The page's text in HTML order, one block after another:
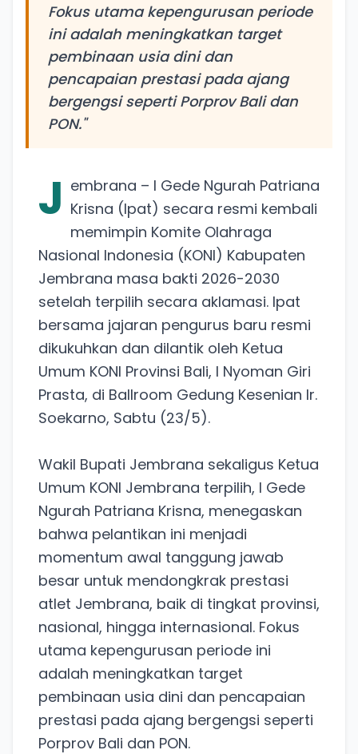
Fokus utama kepengurusan periode
ini adalah meningkatkan target
pembinaan usia dini dan
pencapaian prestasi pada ajang
bergengsi seperti Porprov Bali dan
PON."
J embrana – I Gede Ngurah Patriana
Krisna (Ipat) secara resmi kembali
memimpin Komite Olahraga
Nasional Indonesia (KONI) Kabupaten
Jembrana masa bakti 2026-2030
setelah terpilih secara aklamasi. Ipat
bersama jajaran pengurus baru resmi
dikukuhkan dan dilantik oleh Ketua
Umum KONI Provinsi Bali, I Nyoman Giri
Prasta, di Ballroom Gedung Kesenian Ir.
Soekarno, Sabtu (23/5).
Wakil Bupati Jembrana sekaligus Ketua
Umum KONI Jembrana terpilih, I Gede
Ngurah Patriana Krisna, menegaskan
bahwa pelantikan ini menjadi
momentum awal tanggung jawab
besar untuk mendongkrak prestasi
atlet Jembrana, baik di tingkat provinsi,
nasional, hingga internasional. Fokus
utama kepengurusan periode ini
adalah meningkatkan target
pembinaan usia dini dan pencapaian
prestasi pada ajang bergengsi seperti
Porprov Bali dan PON.